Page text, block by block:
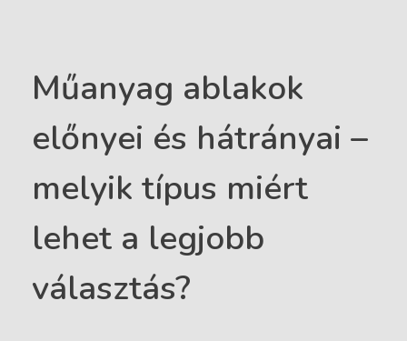
Műanyag ablakok
előnyei és hátrányai –
melyik típus miért
lehet a legjobb
választás?